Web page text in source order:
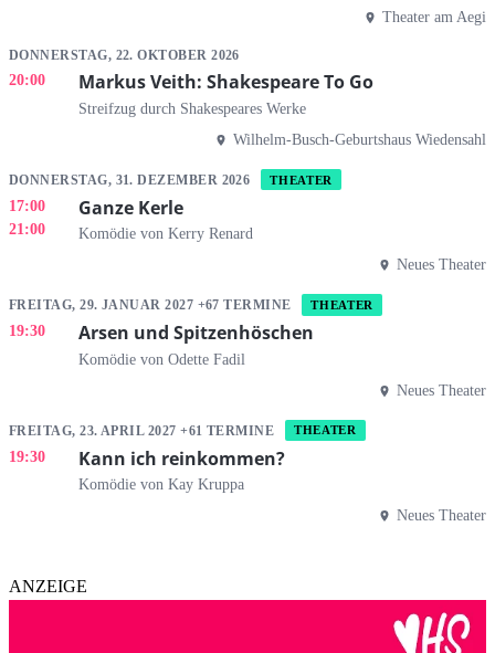
Theater am Aegi
DONNERSTAG, 22. OKTOBER 2026
20:00 Markus Veith: Shakespeare To Go
Streifzug durch Shakespeares Werke
Wilhelm-Busch-Geburtshaus Wiedensahl
DONNERSTAG, 31. DEZEMBER 2026 THEATER
17:00
21:00
Ganze Kerle
Komödie von Kerry Renard
Neues Theater
FREITAG, 29. JANUAR 2027 +67 TERMINE THEATER
19:30 Arsen und Spitzenhöschen
Komödie von Odette Fadil
Neues Theater
FREITAG, 23. APRIL 2027 +61 TERMINE THEATER
19:30 Kann ich reinkommen?
Komödie von Kay Kruppa
Neues Theater
ANZEIGE